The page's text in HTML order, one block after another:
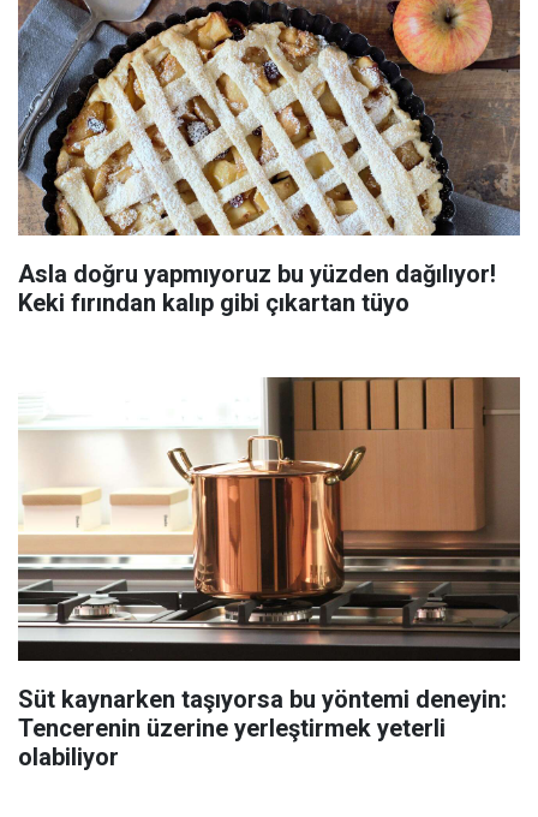
Asla doğru yapmıyoruz bu yüzden dağılıyor!
Keki fırından kalıp gibi çıkartan tüyo
Süt kaynarken taşıyorsa bu yöntemi deneyin:
Tencerenin üzerine yerleştirmek yeterli
olabiliyor